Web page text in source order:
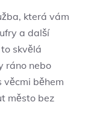
která vám
a další
skvělá
ráno nebo
věcmi během
město bez